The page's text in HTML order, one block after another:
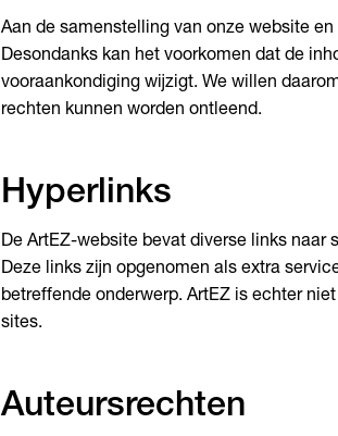
Aan de samenstelling van onze website
Desondanks kan het voorkomen dat de
vooraankondiging wijzigt. We willen
rechten kunnen worden ontleend.
Hyperlinks
De ArtEZ-website bevat diverse links naar
Deze links zijn opgenomen als extra
betreffende onderwerp. ArtEZ is echter
sites.
Auteursrechten